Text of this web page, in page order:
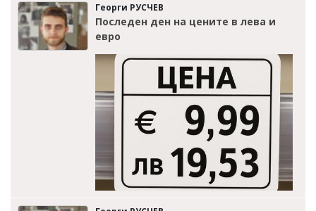
Георги РУСЧЕВ
Последен ден на цените в лева и
евро